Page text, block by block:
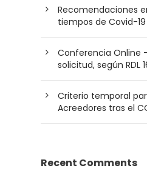
Recomendaciones
tiempos de Covid-19
Conferencia Online
solicitud, según RDL
Criterio temporal
Acreedores tras el
Recent Comments